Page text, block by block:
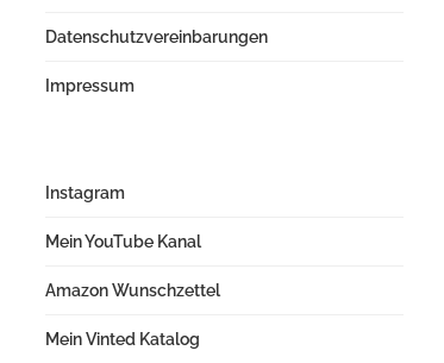
Datenschutzvereinbarungen
Impressum
Instagram
Mein YouTube Kanal
Amazon Wunschzettel
Mein Vinted Katalog